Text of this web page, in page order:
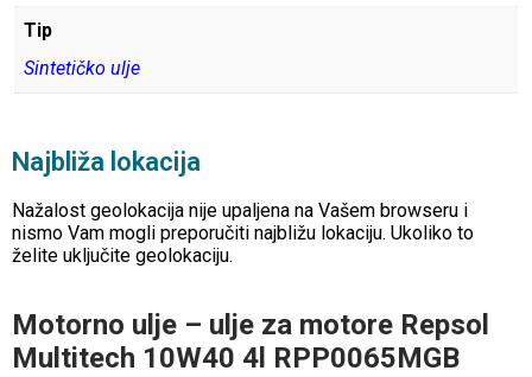
Tip
Sintetičko ulje
Najbliža lokacija
Nažalost geolokacija nije upaljena na Vašem browseru i
nismo Vam mogli preporučiti najbližu lokaciju. Ukoliko to
želite uključite geolokaciju.
Motorno ulje – ulje za motore Repsol
Multitech 10W40 4l RPP0065MGB